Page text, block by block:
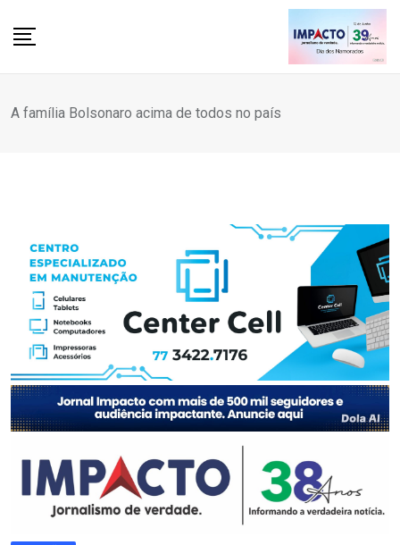
A família Bolsonaro acima de todos no país